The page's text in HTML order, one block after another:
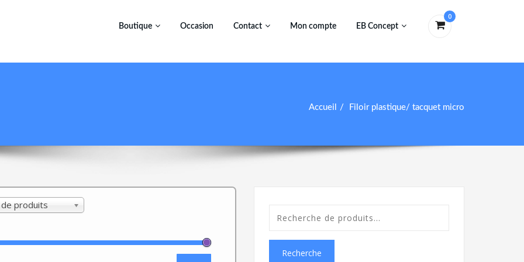
Boutique Occasion Contact Mon compte EB Concept
0
Accueil Filoir plastique/ tacquet micro
produits
Recherche